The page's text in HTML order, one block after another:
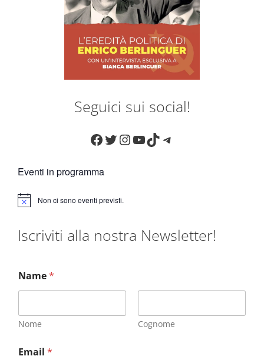
Seguici sui social!
Facebook
Twitter
Instagram
YouTube
TikTokTelegram
Eventi in programma
N
c
Non ci sono eventi previsti.
Iscriviti alla nostra Newsletter!
Name*
Nome Cognome
Email *